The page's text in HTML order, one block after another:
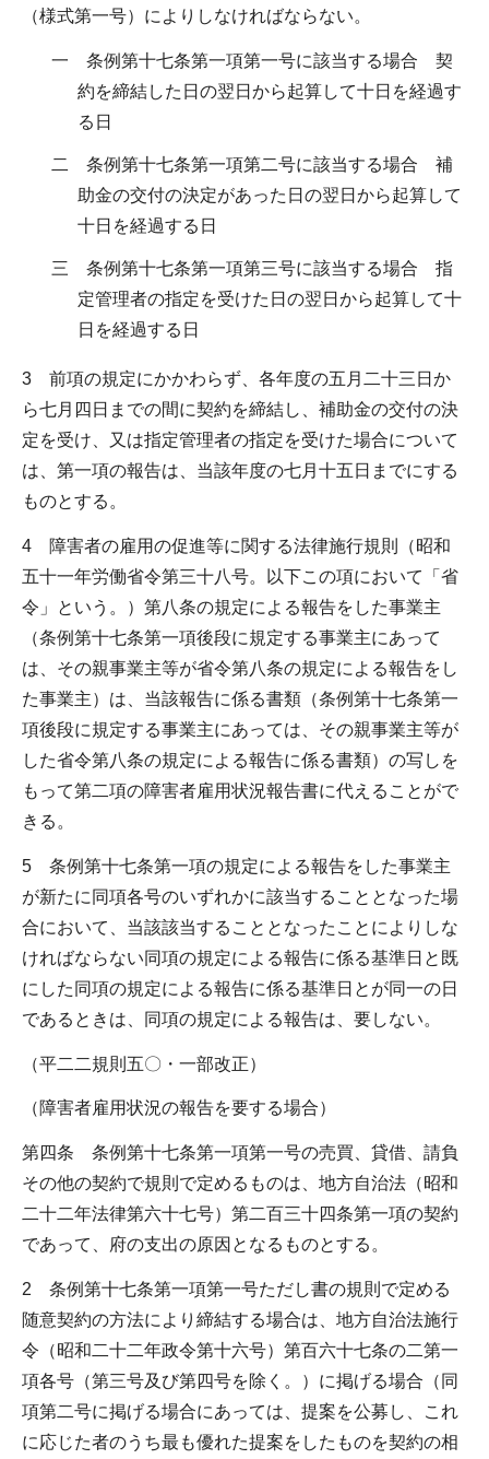
（様式第一号）によりしなければならない。
一 条例第十七条第一項第一号に該当する場合 契
約を締結した日の翌日から起算して十日を経過す
る日
二 条例第十七条第一項第二号に該当する場合 補
助金の交付の決定があった日の翌日から起算して
十日を経過する日
三 条例第十七条第一項第三号に該当する場合 指
定管理者の指定を受けた日の翌日から起算して十
日を経過する日
3 前項の規定にかかわらず、各年度の五月二十三日か
ら七月四日までの間に契約を締結し、補助金の交付の決
定を受け、又は指定管理者の指定を受けた場合について
は、第一項の報告は、当該年度の七月十五日までにする
ものとする。
4 障害者の雇用の促進等に関する法律施行規則（昭和
五十一年労働省令第三十八号。以下この項において「省
令」という。）第八条の規定による報告をした事業主
（条例第十七条第一項後段に規定する事業主にあって
は、その親事業主等が省令第八条の規定による報告をし
た事業主）は、当該報告に係る書類（条例第十七条第一
項後段に規定する事業主にあっては、その親事業主等が
した省令第八条の規定による報告に係る書類）の写しを
もって第二項の障害者雇用状況報告書に代えることがで
きる。
5 条例第十七条第一項の規定による報告をした事業主
が新たに同項各号のいずれかに該当することとなった場
合において、当該該当することとなったことによりしな
ければならない同項の規定による報告に係る基準日と既
にした同項の規定による報告に係る基準日とが同一の日
であるときは、同項の規定による報告は、要しない。
（平二二規則五〇・一部改正）
（障害者雇用状況の報告を要する場合）
第四条 条例第十七条第一項第一号の売買、貸借、請負
その他の契約で規則で定めるものは、地方自治法（昭和
二十二年法律第六十七号）第二百三十四条第一項の契約
であって、府の支出の原因となるものとする。
2 条例第十七条第一項第一号ただし書の規則で定める
随意契約の方法により締結する場合は、地方自治法施行
令（昭和二十二年政令第十六号）第百六十七条の二第一
項各号（第三号及び第四号を除く。）に掲げる場合（同
項第二号に掲げる場合にあっては、提案を公募し、これ
に応じた者のうち最も優れた提案をしたものを契約の相